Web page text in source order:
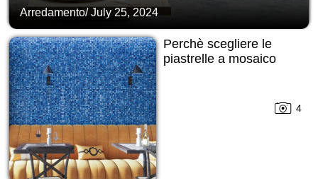
Arredamento/July 25, 2024
Perchè scegliere le
piastrelle a mosaico
4